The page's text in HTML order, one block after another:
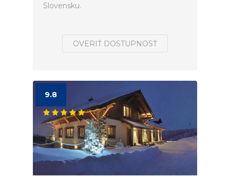
Slovensku.
OVERIŤ DOSTUPNOSŤ
9.8